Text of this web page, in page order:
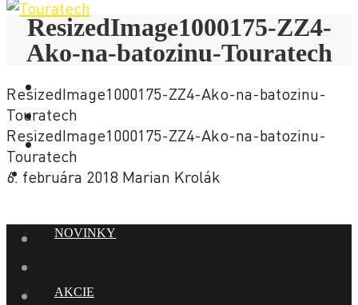
E-SHOP
NOVINKY
AKCIE
ResizedImage1000175-ZZ4-
Ako-na-batozinu-Touratech
ResizedImage1000175-ZZ4-Ako-na-batozinu-
Touratech
ResizedImage1000175-ZZ4-Ako-na-batozinu-
Touratech
6. februára 2018 Marian Krolák